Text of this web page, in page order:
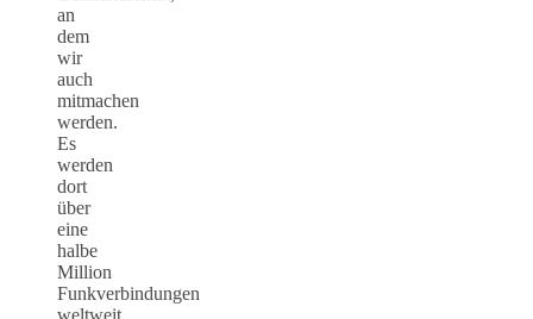
an
dem
wir
auch
mitmachen
werden.
Es
werden
dort
über
eine
halbe
Million
Funkverbindungen
weltweit